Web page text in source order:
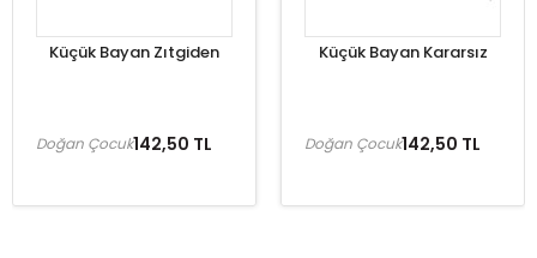
Küçük Bayan Zıtgiden
142,50 TL
Doğan Çocuk
Küçük Bayan Kararsız
142,50 TL
Doğan Çocuk